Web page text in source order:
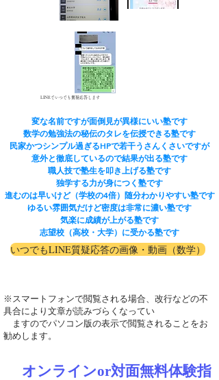
LINEでいつでも質疑応答します
変な名前ですが面倒見が異様にいい塾です
​数学の勉強法の秘伝のタレを伝授できる塾です
民家かつシンプル過ぎるHPで若干うさんくさいですが
​意外と徹底しているので結果が出る塾です
​職人技で塾生を叩き上げる塾です
​独学する力が身につく塾です
進むのは早いけど（学校の4倍）随分わかりやすい塾です
ゆるい雰囲気だけど密度は非常に濃い塾です
気楽に成績が上がる塾です
志望校（高校・大学）に受かる塾です
いつでもLINE質疑応答の画像・動画（数学）
※スマートフォンで閲覧される場合、改行などの不
具合により文章が読みづらくなってい
ますのでパソコン版の表示で閲覧されることをお
勧めします。
オンラインor対面無料体験指